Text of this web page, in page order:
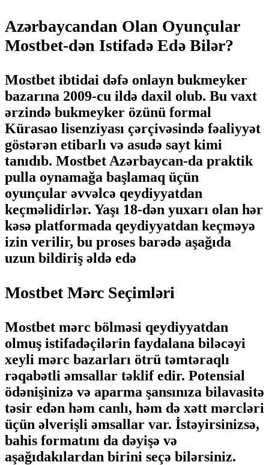
Azərbaycandan Olan Oyunçular
Mostbet-dən Istifadə Edə Bilər?
Mostbet ibtidai dəfə onlayn bukmeyker
bazarına 2009-cu ildə daxil olub. Bu vaxt
ərzində bukmeyker özünü formal
Kürasao lisenziyası çərçivəsində fəaliyyət
göstərən etibarlı və asudə sayt kimi
tanıdıb. Mostbet Azərbaycan-da praktik
pulla oynamağa başlamaq üçün
oyunçular əvvəlcə qeydiyyatdan
keçməlidirlər. Yaşı 18-dən yuxarı olan hər
kəsə platformada qeydiyyatdan keçməyə
izin verilir, bu proses barədə aşağıda
uzun bildiriş əldə edə
Mostbet Mərc Seçimləri
Mostbet mərc bölməsi qeydiyyatdan
olmuş istifadəçilərin faydalana biləcəyi
xeyli mərc bazarları ötrü təmtəraqlı
rəqabətli əmsallar təklif edir. Potensial
ödənişinizə və aparma şansınıza bilavasitə
təsir edən həm canlı, həm də xətt mərcləri
üçün əlverişli əmsallar var. İstəyirsinizsə,
bahis formatını da dəyişə və
aşağıdakılardan birini seçə bilərsiniz.